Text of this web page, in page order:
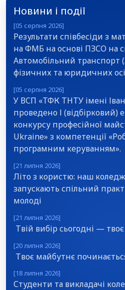
Новини і події
[05 серпня 2026]
Результати співбесіди з
на ФМБ на основі ПЗСО на
Автомобільний транспорт
фізичних та юридичних
[05 серпня 2026]
У ВСП «ТФК ТНТУ імені
проведено І (відбірковий)
конкурсу професійної
Ukraine» з компетенції
програмним керуванням».
[21 липня 2026]
Літо з користю: наш
запускають спільний
молоді
[21 липня 2026]
Твій вибір сьогодні —
[20 липня 2026]
Твоє майбутнє
[18 липня 2026]
Студенти та викладачі